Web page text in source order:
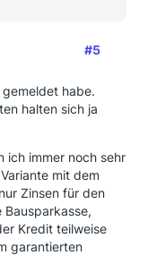
#5
habe.
halten sich ja
ich immer noch sehr
mit dem
Zinsen für den
Kredit teilweise
garantierten